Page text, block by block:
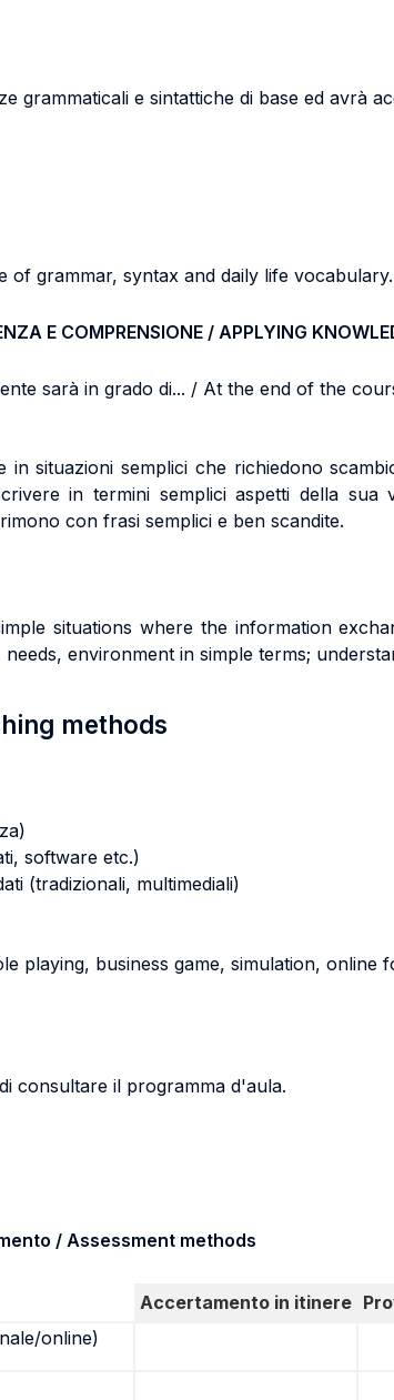
grammaticali e sintattiche di base ed avrà
of grammar, syntax and daily life vocabulary.
E COMPRENSIONE / APPLYING
sarà in grado di... / At the end of the
situazioni semplici che richiedono
in termini semplici aspetti della
con frasi semplici e ben scandite.
situations where the information
environment in simple terms;
methods
software etc.)
(tradizionali, multimediali)
playing, business game, simulation, online
consultare il programma d'aula.
/ Assessment methods
Accertamento in itinere
online)